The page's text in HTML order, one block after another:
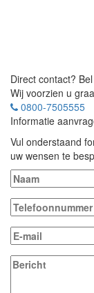
Direct contact?
Wij voorzien u
0800-7505555
Informatie
Vul onderstaand
uw wensen te